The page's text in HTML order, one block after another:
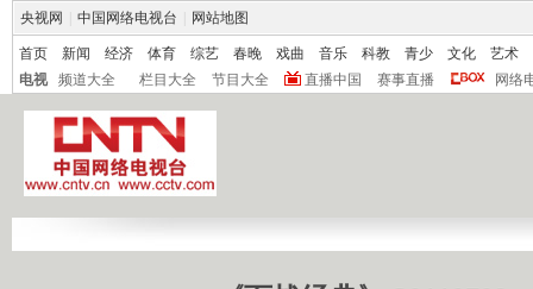
央视网 中国网络电视台 网站地图
首页 新闻 经济 体育 综艺 春晚 戏曲 音乐 科教 青少 文化
艺术
电视
频道大全 栏目大全 节目大全 直播中国 赛事直播 网络